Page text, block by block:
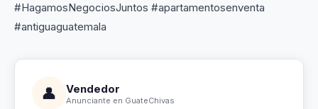
#HagamosNegociosJuntos #apartamentosenventa
#antiguaguatemala
👤 Vendedor
Anunciante en GuateChivas